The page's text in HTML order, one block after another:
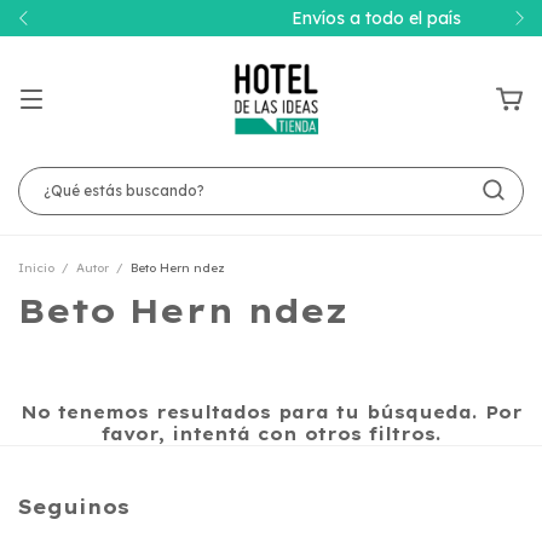
Envíos a todo el país
Inicio / Autor / Beto Hern ndez
Beto Hern ndez
No tenemos resultados para tu búsqueda. Por
favor, intentá con otros filtros.
Seguinos